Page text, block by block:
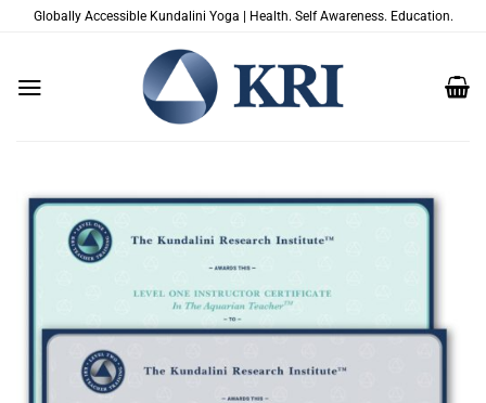
SaltaGlobally Accessible Kundalini Yoga | Health. Self Awareness. Education.